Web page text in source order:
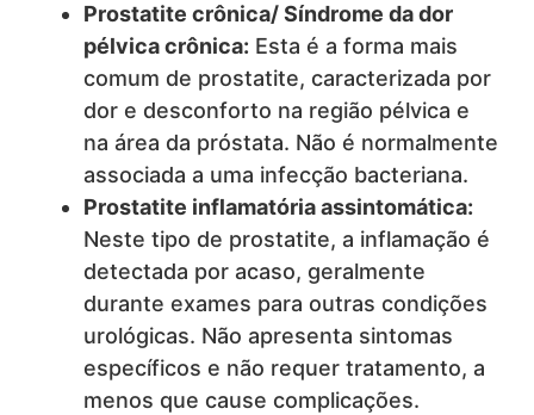
Prostatite crônica/ Síndrome da dor
pélvica crônica: Esta é a forma mais
comum de prostatite, caracterizada por
dor e desconforto na região pélvica e
na área da próstata. Não é normalmente
associada a uma infecção bacteriana.
Prostatite inflamatória assintomática:
Neste tipo de prostatite, a inflamação é
detectada por acaso, geralmente
durante exames para outras condições
urológicas. Não apresenta sintomas
específicos e não requer tratamento, a
menos que cause complicações.